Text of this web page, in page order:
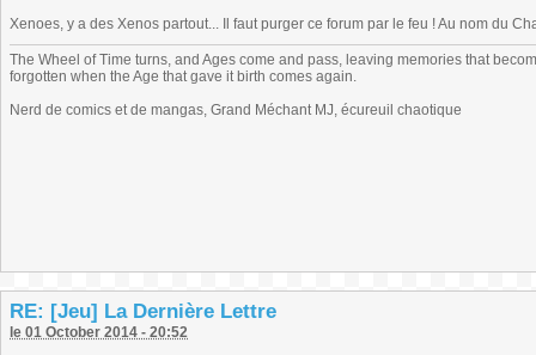
Xenoes, y a des Xenos partout... Il faut purger ce forum par le feu ! Au nom du
The Wheel of Time turns, and Ages come and pass, leaving memories that
forgotten when the Age that gave it birth comes again.
Nerd de comics et de mangas, Grand Méchant MJ, écureuil chaotique
RE: [Jeu] La Dernière Lettre
le 01 October 2014 - 20:52